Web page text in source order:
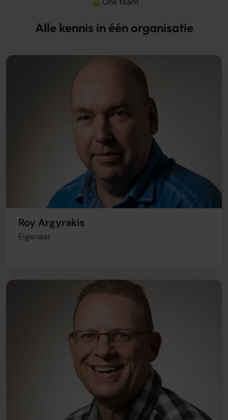
Alle kennis in één organisatie
Roy Argyrakis
Eigenaar